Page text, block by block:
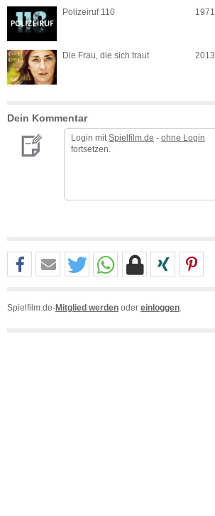
Polizeiruf 110 1971
Die Frau, die sich traut 2013
Dein Kommentar
Login mit Spielfilm.de - ohne Login
fortsetzen.
Spielfilm.de-Mitglied werden oder einloggen